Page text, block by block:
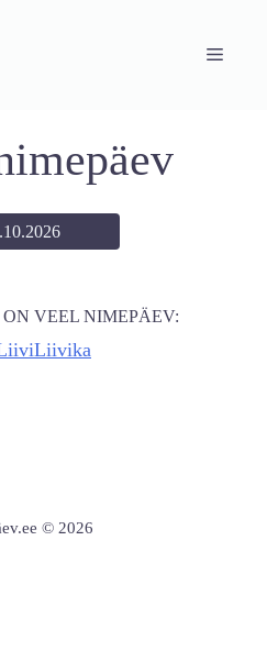
Menu
VEEL NIMEPÄEV:
Liivika
© 2026